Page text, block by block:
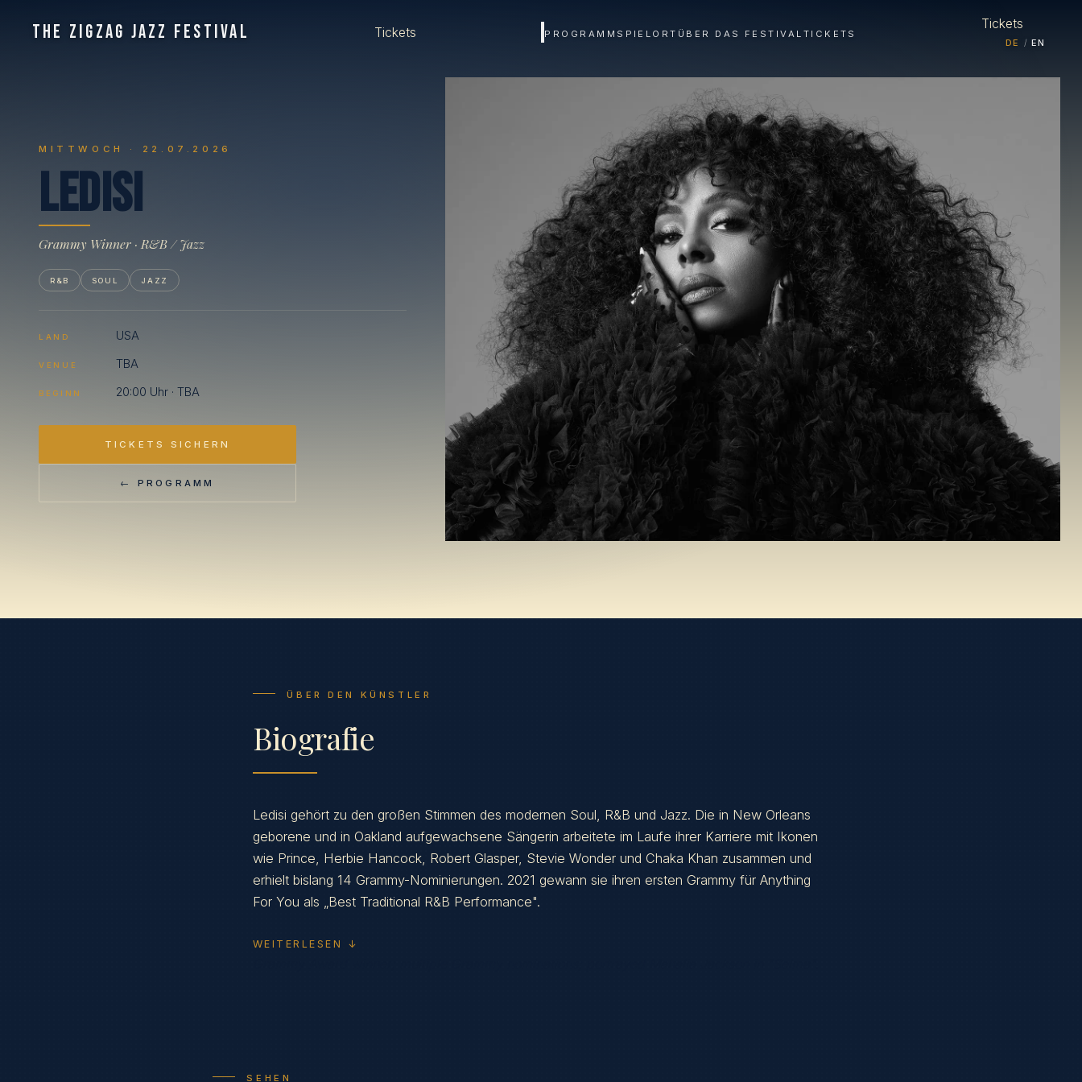
THE ZIGZAG JAZZ FESTIVAL Tickets PROGRAMM SPIELORT ÜBER DAS FESTIVAL TICKETS
Tickets
DE / EN
MITTWOCH · 22.07.2026
Ledisi
Grammy Winner · R&B / Jazz
R&B SOUL JAZZ
LAND USA
VENUE TBA
BEGINN 20:00 Uhr · TBA
TICKETS SICHERN
← PROGRAMM
ÜBER DEN KÜNSTLER
Biografie
Ledisi gehört zu den großen Stimmen des modernen Soul, R&B und Jazz. Die in New Orleans
geborene und in Oakland aufgewachsene Sängerin arbeitete im Laufe ihrer Karriere mit Ikonen
wie Prince, Herbie Hancock, Robert Glasper, Stevie Wonder und Chaka Khan zusammen und
erhielt bislang 14 Grammy-Nominierungen. 2021 gewann sie ihren ersten Grammy für Anything
For You als „Best Traditional R&B Performance".
WEITERLESEN ↓
SEHEN